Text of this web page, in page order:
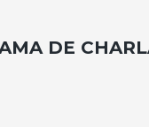
DE